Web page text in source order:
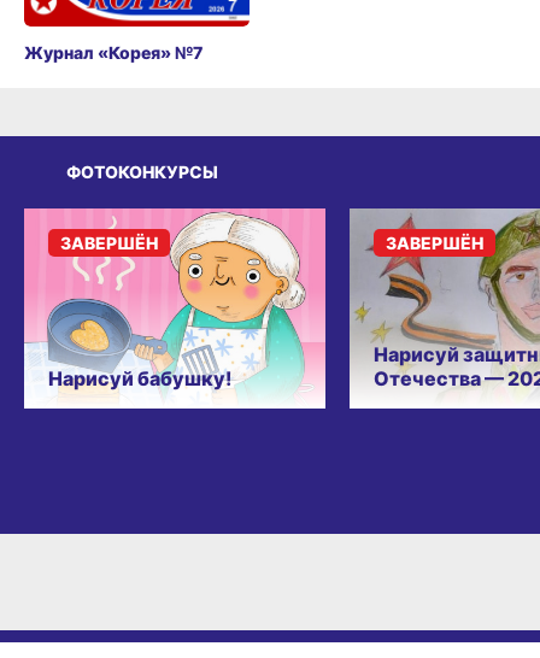
Журнал «Корея» №7
ФОТОКОНКУРСЫ
Нарисуй бабушку!
ЗАВЕРШЁН
Нарисуй
Отечества —
ЗАВЕРШЁН